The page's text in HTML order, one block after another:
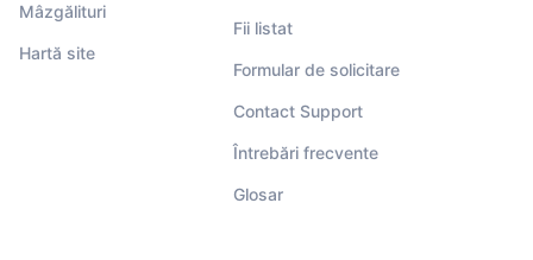
Mâzgălituri
Hartă site
Fii listat
Formular de solicitare
Contact Support
Întrebări frecvente
Glosar